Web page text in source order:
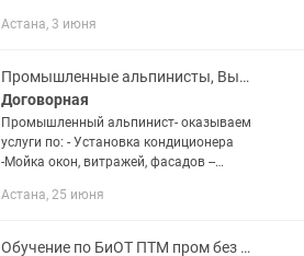
Астана, 3 июня
Промышленные альпинисты, Высотники, Скалолазы
Договорная
Промышленный альпинист- оказываем
услуги по: - Установка кондиционера
-Мойка окон, витражей, фасадов --
швов -Ремонт, замена, фассадных
Астана, 25 июня
Обучение по БиОТ ПТМ пром без работа на высоте